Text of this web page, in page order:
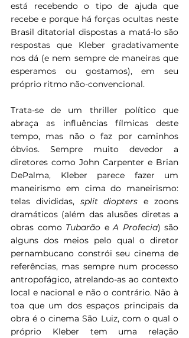
está recebendo o tipo de ajuda que
recebe e porque há forças ocultas neste
Brasil ditatorial dispostas a matá-lo são
respostas que Kleber gradativamente
nos dá (e nem sempre de maneiras que
esperamos ou gostamos), em seu
próprio ritmo não-convencional.
Trata-se de um thriller político que
abraça as influências fílmicas deste
tempo, mas não o faz por caminhos
óbvios. Sempre muito devedor a
diretores como John Carpenter e Brian
DePalma, Kleber parece fazer um
maneirismo em cima do maneirismo:
telas divididas, split diopters e zoons
dramáticos (além das alusões diretas a
obras como Tubarão e A Profecia) são
alguns dos meios pelo qual o diretor
pernambucano constrói seu cinema de
referências, mas sempre num processo
antropofágico, atrelando-as ao contexto
local e nacional e não o contrário. Não à
toa que um dos espaços principais da
obra é o cinema São Luiz, com o qual o
próprio Kleber tem uma relação